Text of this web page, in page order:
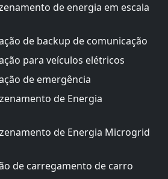
de energia em escala
de backup de comunicação
para veículos elétricos
de emergência
de Energia
de Energia Microgrid
de carregamento de carro